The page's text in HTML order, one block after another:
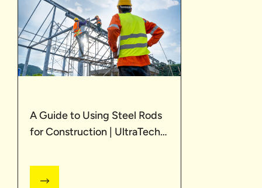
A Guide to Using Steel Rods
for Construction | UltraTech